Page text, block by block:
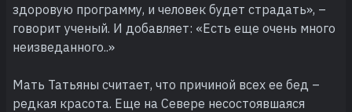
здоровую программу, и человек будет страдать», –
говорит ученый. И добавляет: «Есть еще очень много
неизведанного..»
Мать Татьяны считает, что причиной всех ее бед –
редкая красота. Еще на Севере несостоявшаяся